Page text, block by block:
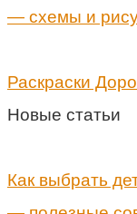
— схемы и
Раскраски
Новые статьи
Как выбрать